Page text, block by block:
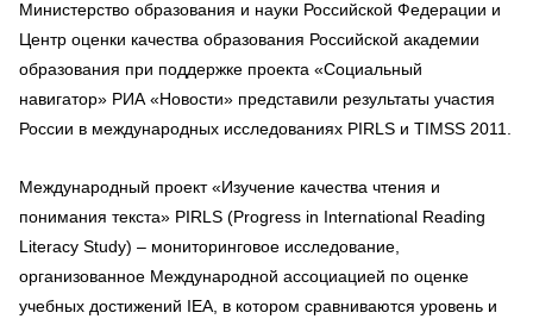
Министерство образования и науки Российской Федерации и
Центр оценки качества образования Российской академии
образования при поддержке проекта «Социальный
навигатор» РИА «Новости» представили результаты участия
России в международных исследованиях PIRLS и TIMSS 2011.
Международный проект «Изучение качества чтения и
понимания текста» PIRLS (Progress in International Reading
Literacy Study) – мониторинговое исследование,
организованное Международной ассоциацией по оценке
учебных достижений IEA, в котором сравниваются уровень и